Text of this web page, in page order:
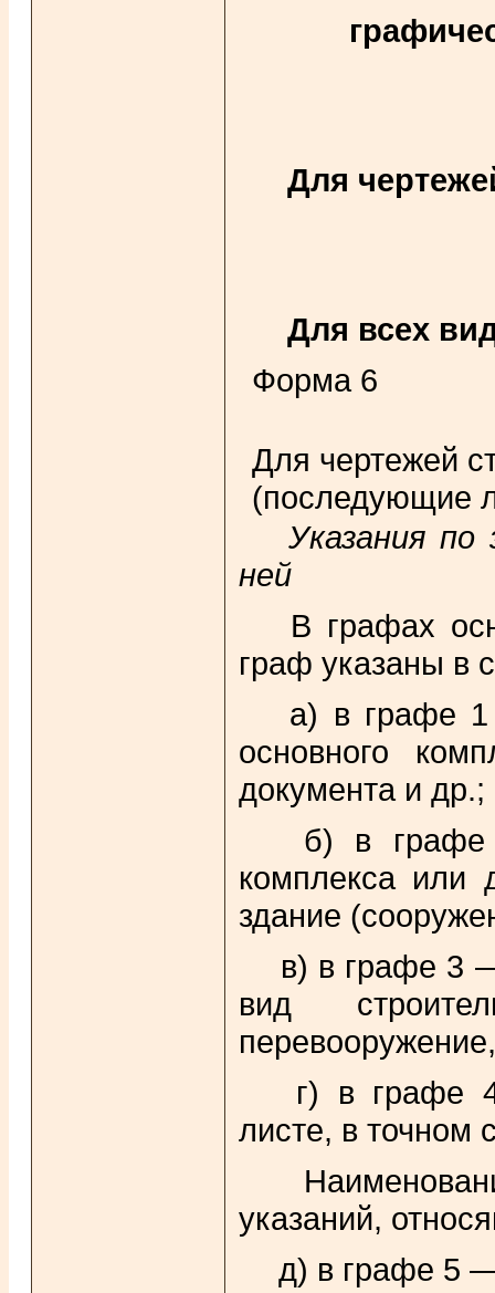
Для
Для всех
Форма 6
Для чертежей
(последующие
Указания по
ней
В графах
граф указаны в
а) в графе 1
основного
документа и др.;
б) в графе 2
комплекса или
здание
в) в графе 3
вид
г) в графе 4
листе, в точном
указаний,
д) в графе 5